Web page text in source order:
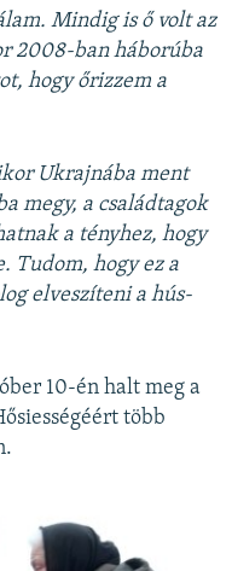
Mindig is ő volt az
2008-ban háborúba
hogy őrizzem a
Ukrajnába ment
megy, a családtagok
a tényhez, hogy
Tudom, hogy ez a
elveszíteni a hús-
10-én halt meg a
több